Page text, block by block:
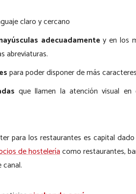
claro y cercano
adecuadamente y en los
abreviaturas.
para poder disponer de más
que llamen la atención visual
para los restaurantes es capital
de hosteleríacomo restaurantes,